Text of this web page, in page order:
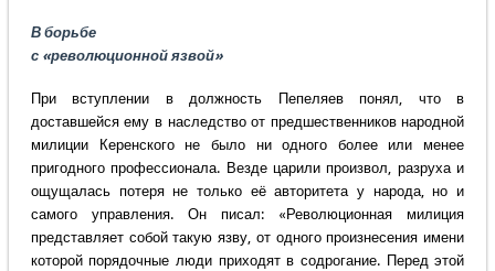
В борьбе
с «революционной язвой»
При вступлении в должность Пепеляев понял, что в
доставшейся ему в наследство от предшественников народной
милиции Керенского не было ни одного более или менее
пригодного профессионала. Везде царили произвол, разруха и
ощущалась потеря не только её авторитета у народа, но и
самого управления. Он писал: «Революционная милиция
представляет собой такую язву, от одного произнесения имени
которой порядочные люди приходят в содрогание. Перед этой